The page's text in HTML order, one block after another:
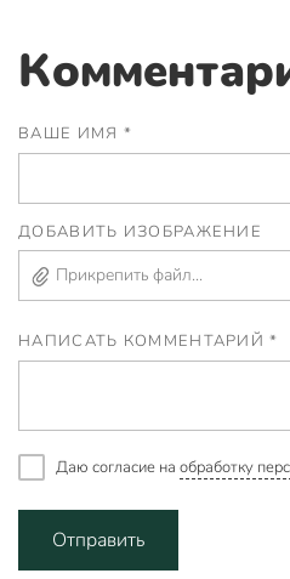
ВАШЕ ИМЯ *
ДОБАВИТЬ ИЗОБРАЖЕНИЕ
Прикрепить файл...
НАПИСАТЬ КОММЕНТАРИЙ *
Даю согласие на обработку
Отправить